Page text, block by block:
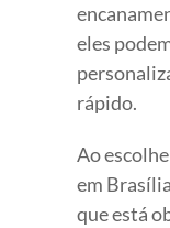
eles
rápido.
Ao
em
que está